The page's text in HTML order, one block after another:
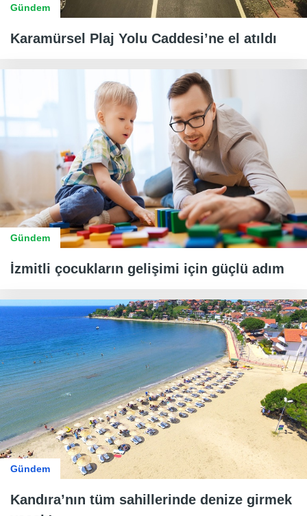
Gündem
Karamürsel Plaj Yolu Caddesi’ne el atıldı
Gündem
İzmitli çocukların gelişimi için güçlü adım
Gündem
Kandıra’nın tüm sahillerinde denize girmek